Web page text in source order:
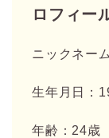
ロフィー
ニックネー
生年月日：
年齢：24歳